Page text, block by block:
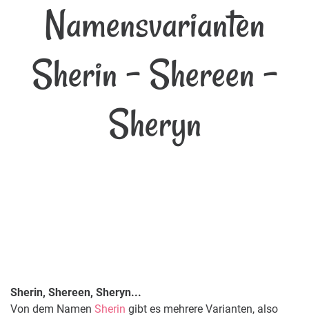
Namensvarianten
Sherin - Shereen -
Sheryn
Sherin, Shereen, Sheryn...
Von dem Namen Sherin gibt es mehrere Varianten, also